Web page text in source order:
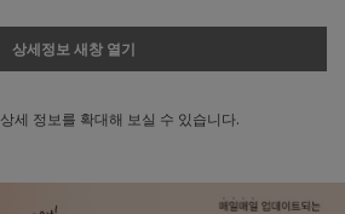
상세정보 새창 열기
상세 정보를 확대해 보실 수 있습니다.